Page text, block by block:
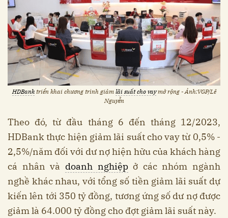
HDBanktriển khai chương trình giảm lãi suất cho vaymở rộng - Ảnh:VGP/Lê
Nguyễn
Theo đó, từ đầu tháng 6 đến tháng 12/2023,
HDBank thực hiện giảm lãi suất cho vay từ 0,5% -
2,5%/năm đối với dư nợ hiện hữu của khách hàng
cá nhân và doanh nghiệpở các nhóm ngành
nghề khác nhau, với tổng số tiền giảm lãi suất dự
kiến lên tới 350 tỷ đồng, tương ứng số dư nợ được
giảm là 64.000 tỷ đồng cho đợt giảm lãi suất này.